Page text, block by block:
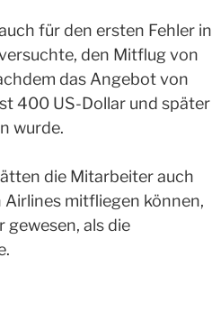
für den ersten Fehler in
den Mitflug von
das Angebot von
400 US-Dollar und später
wurde.
die Mitarbeiter auch
mitfliegen können,
gewesen, als die